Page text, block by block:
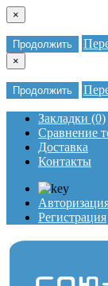
×
Продолжить
×
Продолжить
Закладки (0)
Сравнение
Доставка
Контакты
Регистрация